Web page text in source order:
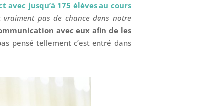
avec jusqu’à 175 élèves au cours
vraiment pas de chance dans notre
avec eux afin de les
pensé tellement c’est entré dans